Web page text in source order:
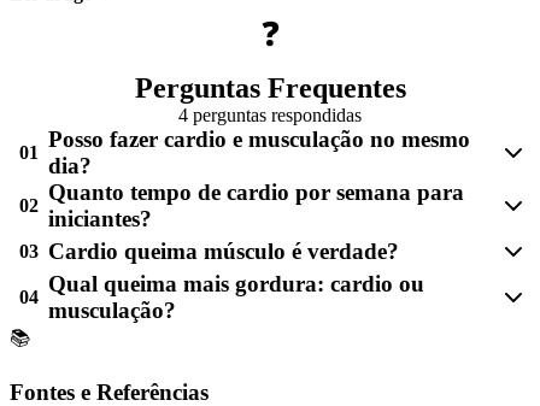
❓
Perguntas Frequentes
4 perguntas respondidas
01
Posso fazer cardio e musculação no mesmo
dia?
02
Quanto tempo de cardio por semana para
iniciantes?
03 Cardio queima músculo é verdade?
04
Qual queima mais gordura: cardio ou
musculação?
📚
Fontes e Referências